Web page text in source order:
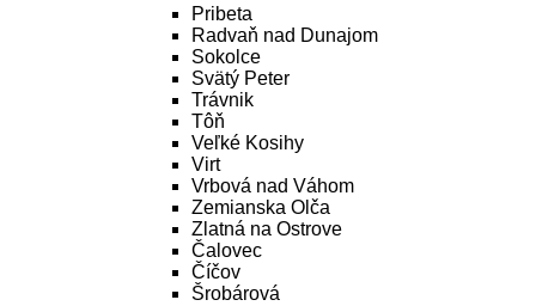
Pribeta
Radvaň nad Dunajom
Sokolce
Svätý Peter
Trávnik
Tôň
Veľké Kosihy
Virt
Vrbová nad Váhom
Zemianska Olča
Zlatná na Ostrove
Čalovec
Číčov
Šrobárová